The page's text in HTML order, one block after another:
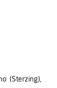
(Sterzing),